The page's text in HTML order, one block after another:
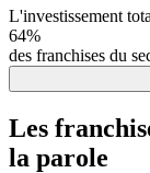
L'investissement
64%
des franchises du
Les
la parole